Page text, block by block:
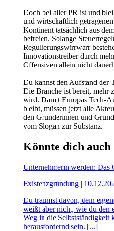
Doch bei aller PR ist und
und wirtschaftlich
Kontinent tatsächlich aus
befreien. Solange
Regulierungswirrwarr
Innovationstreiber durch
Offensiven allein nicht
Du kannst den Aufstand der
Die Branche ist bereit, mehr
wird. Damit Europas Tech-
bleibt, müssen jetzt alle
den Gründerinnen und
vom Slogan zur Substanz.
Könnte dich auch
Unternehmerin werden: Das
Existenzgründung |
Du träumst davon, dein
weißt aber nicht, wie du den
Weg in die Selbstständigkeit
herausfordernd sein. [...]